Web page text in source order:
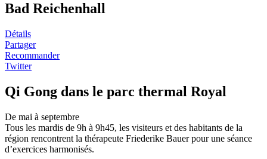
Bad Reichenhall
Détails
Partager
Recommander
Twitter
Qi Gong dans le parc thermal Royal
De mai à septembre
Tous les mardis de 9h à 9h45, les visiteurs et des habitants de la
région rencontrent la thérapeute Friederike Bauer pour une séance
d’exercices harmonisés.